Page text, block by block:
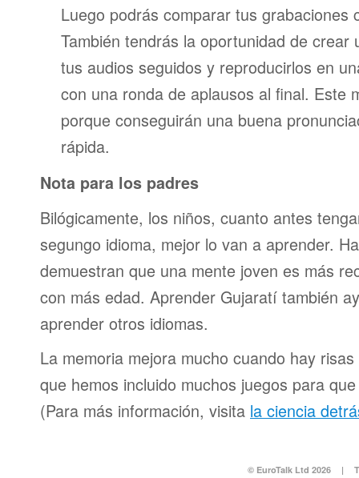
Luego podrás comparar tus grabaciones
También tendrás la oportunidad de crear
tus audios seguidos y reproducirlos en
con una ronda de aplausos al final. Este
porque conseguirán una buena
rápida.
Nota para los padres
Bilógicamente, los niños, cuanto antes
segungo idioma, mejor lo van a aprender.
demuestran que una mente joven es más
con más edad. Aprender Gujaratí también
aprender otros idiomas.
La memoria mejora mucho cuando hay
que hemos incluido muchos juegos para
(Para más información, visita la ciencia
© EuroTalk Ltd 2026 |